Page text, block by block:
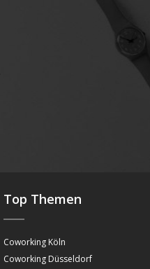
Top Themen
Coworking Köln
Coworking Düsseldorf